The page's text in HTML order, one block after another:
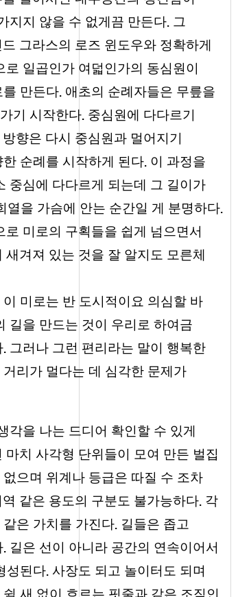
지지 않을 수 없게끔 만든다.그
그라스의 로즈 윈도우와 정확하게
일곱인가 여덟인가의 동심원이
만든다.애초의 순례자들은 무릎을
기 시작한다.중심원에 다다르기
향은 다시 중심원과 멀어지기
순례를 시작하게 된다.이 과정을
중심에 다다르게 되는데 그 길이가
을 가슴에 안는 순간일 게 분명하다.
미로의 구획들을 쉽게 넘으면서
겨져 있는 것을 잘 알지도 모른체
미로는 반 도시적이요 의심할 바
길을 만드는 것이 우리로 하여금
.그러나 그런 편리라는 말이 행복한
리가 멀다는 데 심각한 문제가
각을 나는 드디어 확인할 수 있게
치 사각형 단위들이 모여 만든 벌집
으며 위계나 등급은 따질 수 조차
같은 용도의 구분도 불가능하다.각
은 가치를 가진다.길들은 좁고
.길은 선이 아니라 공간의 연속이어서
성된다.사장도 되고 놀이터도 되며
새 없이 흐르는 핏줄과 같은 조직인